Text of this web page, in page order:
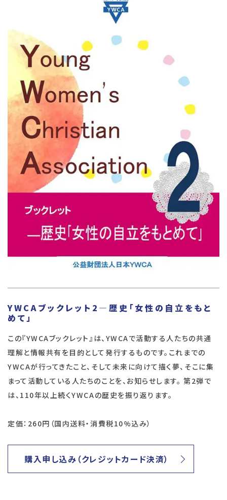
YWCAブックレット2—歴史「女性の自立をもと
めて」
この『YWCAブックレット』は、YWCAで活動する人たちの共通
理解と情報共有を目的として発行するものです。これまでの
YWCAが行ってきたこと、そして未来に向けて描く夢、そこに集
まって活動している人たちのことを、お知らせします。 第2弾で
は、110年以上続くYWCAの歴史を振り返ります。
定価：260円（国内送料・消費税10%込み）
購入申し込み（クレジットカード決済）